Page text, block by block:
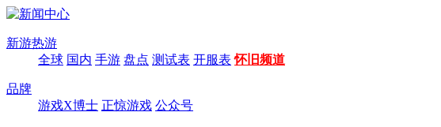
新游热游
全球 国内 手游 盘点 测试表 开服表 怀旧频道
品牌
游戏X博士 正惊游戏 公众号